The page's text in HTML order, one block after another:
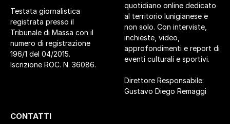
Testata giornalistica
registrata presso il
Tribunale di Massa con il
numero di registrazione
196/1 del 04/2015.
Iscrizione ROC. N. 36086.
quotidiano online dedicato
al territorio lunigianese e
non solo. Con interviste,
inchieste, video,
approfondimenti e report di
eventi culturali e sportivi.
Direttore Responsabile:
Gustavo Diego Remaggi
CONTATTI